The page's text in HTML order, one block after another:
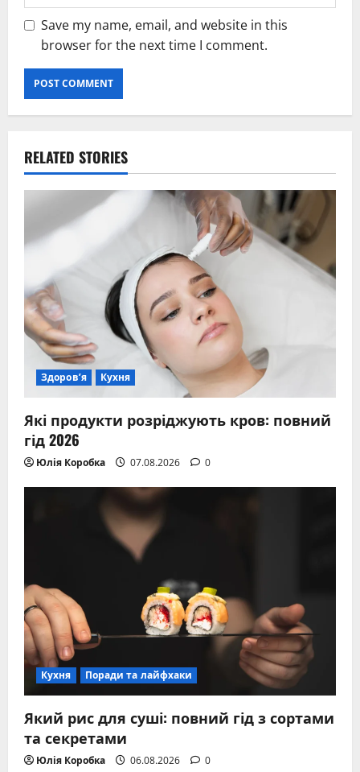
Save my name, email, and website in this
browser for the next time I comment.
RELATED STORIES
Здоров’я Кухня
Які продукти розріджують кров: повний
гід 2026
Юлія Коробка 07.08.2026 0
Кухня Поради та лайфхаки
Який рис для суші: повний гід з сортами
та секретами
Юлія Коробка 06.08.2026 0